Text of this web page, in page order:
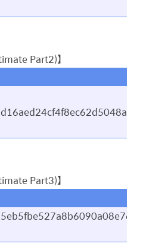
Part2)】
Part3)】